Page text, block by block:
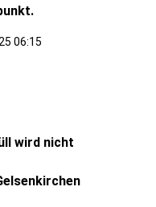
06:15
wird nicht